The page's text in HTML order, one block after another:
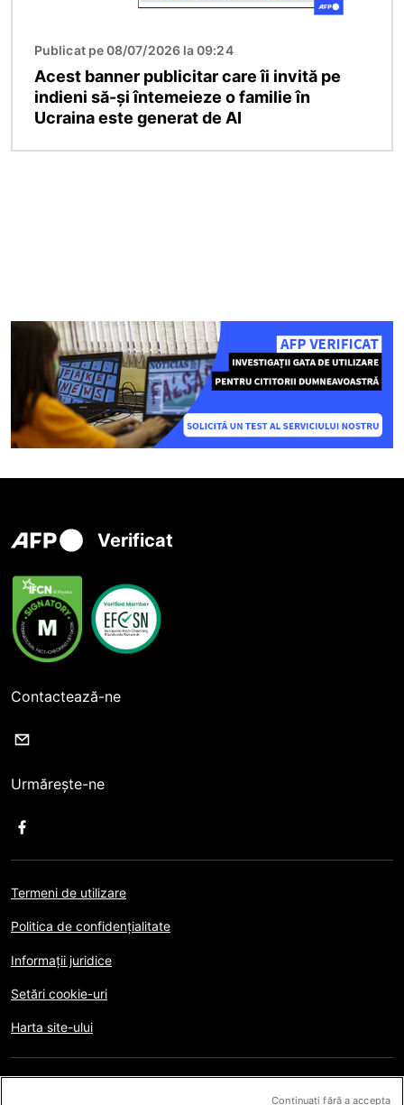
Publicat pe 08/07/2026 la 09:24
Acest banner publicitar care îi invită pe
indieni să-și întemeieze o familie în
Ucraina este generat de AI
Verificat
Contactează-ne
Urmărește-ne
Termeni de utilizare
Politica de confidențialitate
Informații juridice
Setări cookie-uri
Harta site-ului
Utilizatorii pot accesa și consulta acest website și potContinuați fără a accepta